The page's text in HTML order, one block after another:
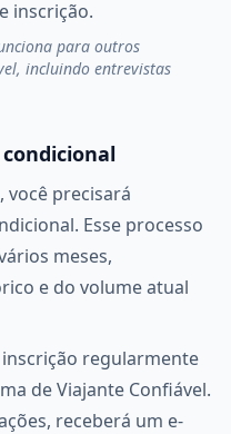
inscrição.
para outros
incluindo entrevistas
você precisará
Esse processo
meses,
e do volume atual
regularmente
de Viajante Confiável.
receberá um e-